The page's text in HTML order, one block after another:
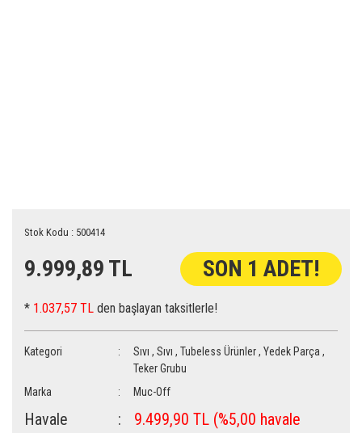
Stok Kodu : 500414
9.999,89 TL SON 1 ADET!
* 1.037,57 TL den başlayan taksitlerle!
Kategori Sıvı ,Sıvı ,Tubeless Ürünler ,Yedek Parça ,
Teker Grubu
Marka
Muc-Off
Havale
9.499,90 TL (%5,00 havale